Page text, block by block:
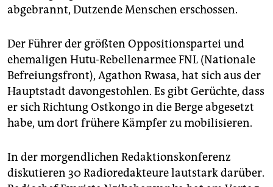
abgebrannt, Dutzende Menschen erschossen.
Der Führer der größten Oppositionspartei und
ehemaligen Hutu-Rebellenarmee FNL (Nationale
Befreiungsfront), Agathon Rwasa, hat sich aus der
Hauptstadt davongestohlen. Es gibt Gerüchte, dass
er sich Richtung Ostkongo in die Berge abgesetzt
habe, um dort frühere Kämpfer zu mobilisieren.
In der morgendlichen Redaktionskonferenz
diskutieren 30 Radioredakteure lautstark darüber.